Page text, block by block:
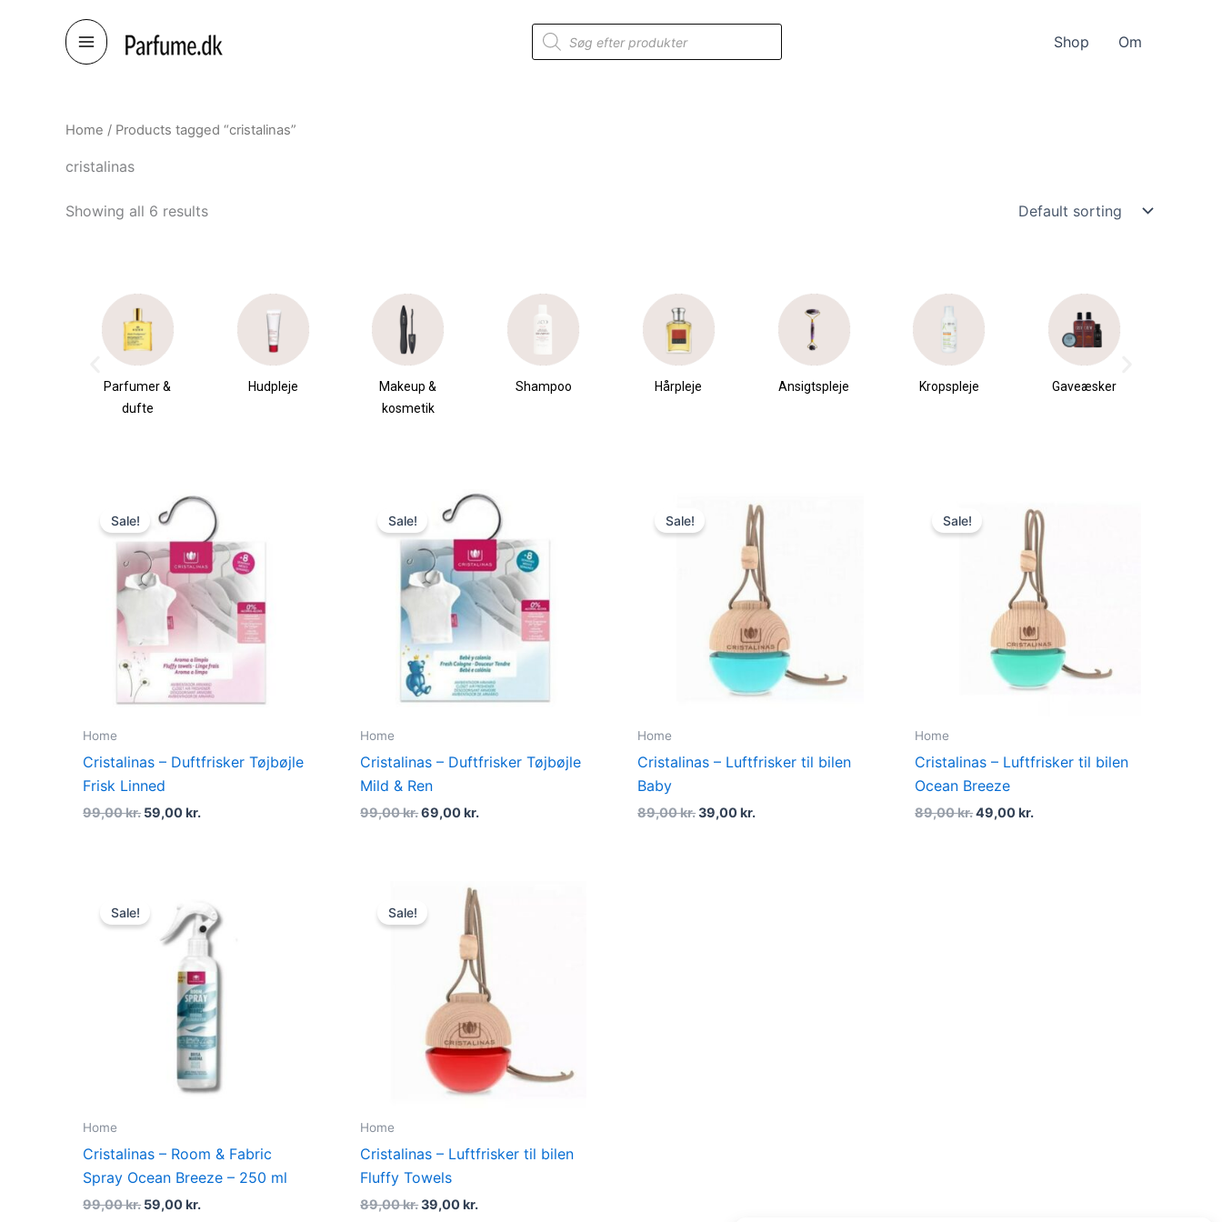
Products
search
Shop Om
Home / Products tagged “cristalinas”
cristalinas
Showing all 6 results
Parfumer &
dufte
Hudpleje
Makeup &
kosmetik
Shampoo Hårpleje Ansigtspleje Kropspleje Gaveæsker
Sale!
Home
Cristalinas – Duftfrisker Tøjbøjle
Frisk Linned
99,00kr.
Original
price
was:
99,00 kr..
59,00kr.
Current
price
is:
59,00 kr..
Sale!
Home
Cristalinas – Duftfrisker Tøjbøjle
Mild & Ren
99,00kr.
Original
price
was:
99,00 kr..
69,00kr.
Current
price
is:
69,00 kr..
Sale!
Home
Cristalinas – Luftfrisker til bilen
Baby
89,00kr.
was:
89,00 kr..
39,00kr.
price
is:
39,00 kr..
Sale!
Home
Cristalinas – Luftfrisker til bilen
Ocean Breeze
89,00kr.
was:
89,00 kr..
49,00kr.
price
is:
49,00 kr..
Sale!
Home
Cristalinas – Room & Fabric
Spray Ocean Breeze – 250 ml
99,00kr.
was:
99,00 kr..
59,00kr.
price
is:
59,00 kr..
Sale!
Home
Cristalinas – Luftfrisker til bilen
Fluffy Towels
89,00kr.
Original
was:
89,00 kr..
39,00kr.
price
is:
39,00 kr..